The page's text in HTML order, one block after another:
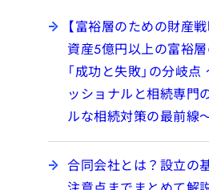
【富裕層のための財産
資産5億円以上の富裕
「成功と失敗」の分岐
ッショナルと相続専門
ルな相続対策の最前線
合同会社とは？設立の